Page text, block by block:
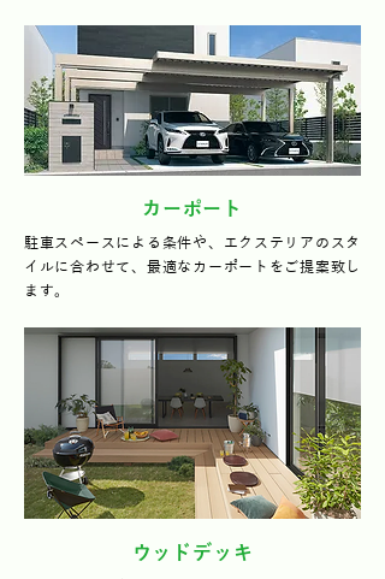
カーポート
駐車スペースによる条件や、エクステリアのスタ
イルに合わせて、最適なカーポートをご提案致し
ます。
ウッドデッキ